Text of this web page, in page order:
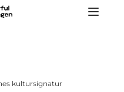
kultursignatur